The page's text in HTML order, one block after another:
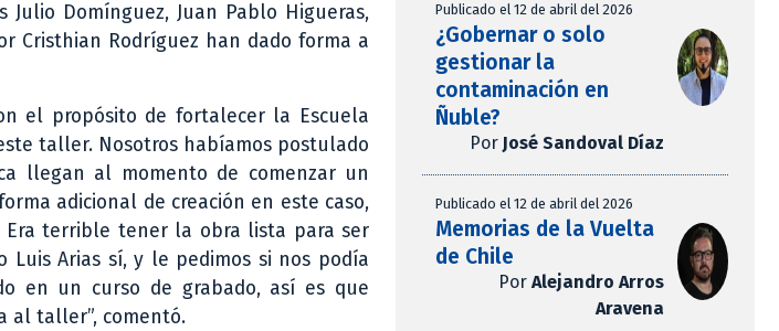
Domínguez, Juan Pablo Higueras,
Cristhian Rodríguez han dado forma a
el propósito de fortalecer la Escuela
taller. Nosotros habíamos postulado
llegan al momento de comenzar un
adicional de creación en este caso,
Era terrible tener la obra lista para ser
Arias sí, y le pedimos si nos podía
en un curso de grabado, así es que
al taller”, comentó.
Publicado el 12 de abril del 2026
¿Gobernar o solo
gestionar la
contaminación en
Ñuble?
Por José Sandoval Díaz
Publicado el 12 de abril del 2026
Memorias de la Vuelta
de Chile
Por Alejandro Arros
Aravena